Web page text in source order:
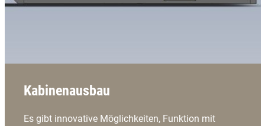
Kabinenausbau
Es gibt innovative Möglichkeiten, Funktion mit